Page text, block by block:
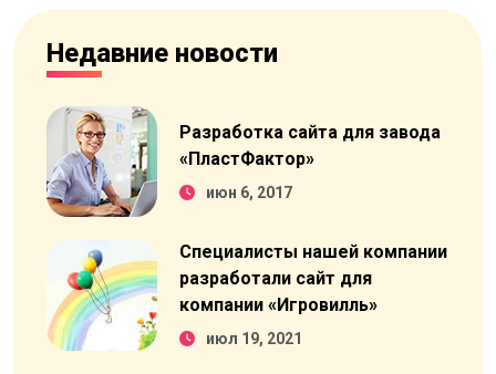
Недавние новости
Разработка сайта для завода
«ПластФактор»
июн 6, 2017
Специалисты нашей компании
разработали сайт для
компании «Игровилль»
июл 19, 2021